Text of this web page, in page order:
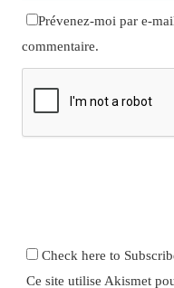
Prévenez-moi par e-
commentaire.
Check here to
Ce site utilise Akismet